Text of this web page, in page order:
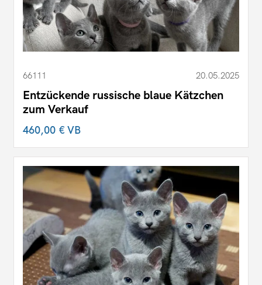
66111 20.05.2025
Entzückende russische blaue Kätzchen
zum Verkauf
460,00 €VB